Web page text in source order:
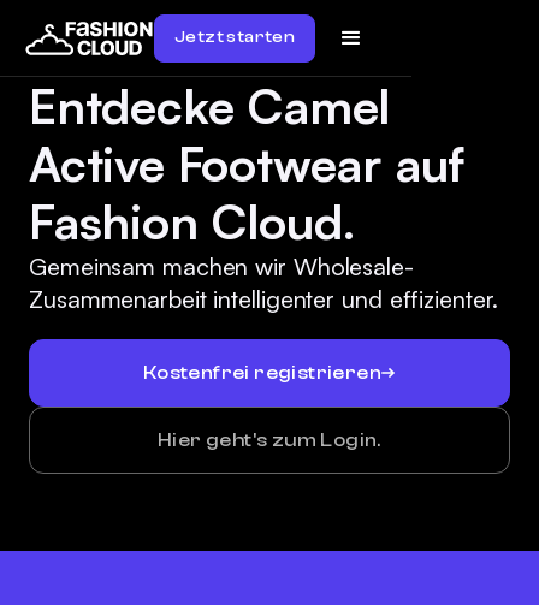
Jetzt starten
Entdecke Camel
Active Footwear auf
Fashion Cloud.
Gemeinsam machen wir Wholesale-
Zusammenarbeit intelligenter und effizienter.
Kostenfrei registrieren
Hier geht's zum Login.